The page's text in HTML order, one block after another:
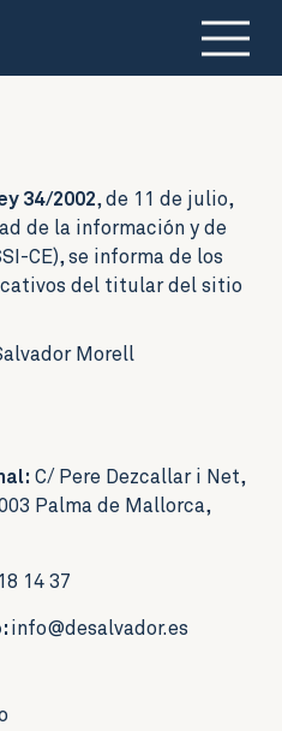
34/2002, de 11 de julio,
de la información y de
CE), se informa de los
del titular del sitio
Morell
C/ Pere Dezcallar i Net,
Palma de Mallorca,
14 37
info@desalvador.es